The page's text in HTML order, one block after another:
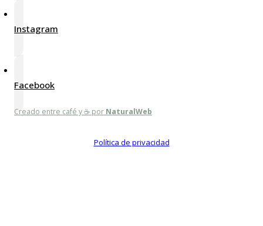
Instagram
Facebook
Creado entre café y ☕ por NaturalWeb
Política de privacidad